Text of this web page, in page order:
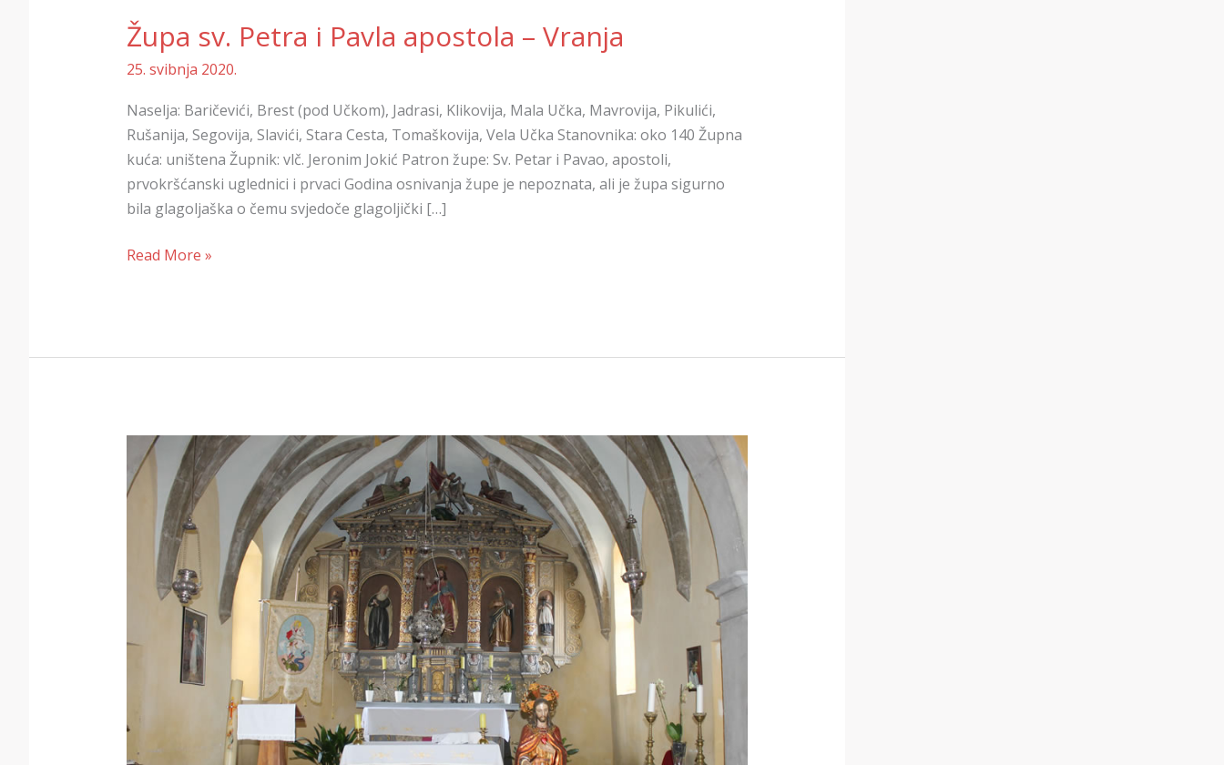
Župa sv. Petra i Pavla apostola – Vranja
25. svibnja 2020.
Naselja: Baričevići, Brest (pod Učkom), Jadrasi, Klikovija, Mala Učka, Mavrovija, Pikulići,
Rušanija, Segovija, Slavići, Stara Cesta, Tomaškovija, Vela Učka Stanovnika: oko 140 Župna
kuća: uništena Župnik: vlč. Jeronim Jokić Patron župe: Sv. Petar i Pavao, apostoli,
prvokršćanski uglednici i prvaci Godina osnivanja župe je nepoznata, ali je župa sigurno
bila glagoljaška o čemu svjedoče glagoljički […]
Read More »
Župa
sv.
Jurja
Boljun